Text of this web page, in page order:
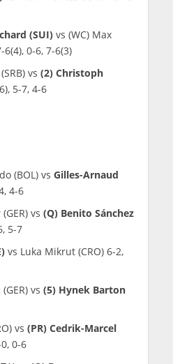
(SUI)vs (WC) Max
6(4), 0-6, 7-6(3)
vs (2) Christoph
5-7, 4-6
(BOL) vs Gilles-Arnaud
4-6
vs (Q) Benito Sánchez
5-7
vs Luka Mikrut (CRO) 6-2,
vs (5) Hynek Barton
vs (PR) Cedrik-Marcel
0-6